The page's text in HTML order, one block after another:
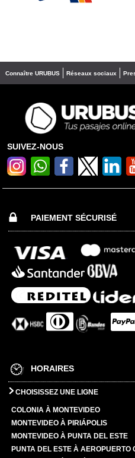
Connaître URUBUS Réseaux sociaux
SUIVEZ-NOUS
PAIEMENT SÉCURISÉ
HORAIRES
CHOISISSEZ UNE LIGNE
COLONIA À MONTEVIDEO
MONTEVIDEO À PIRIÁPOLIS
MONTEVIDEO À PUNTA DEL ESTE
PUNTA DEL ESTE À AEROPUERTO